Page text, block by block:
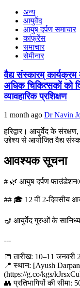
अन्य
आयुर्वेद
आयुष दर्पण समाचार
कांफ्रेंस
समाचार
सेमीनार
वैद्य संस्कारम्
अधिक चिकित्सकों को
व्यावहारिक प्रशिक्षण
1 month ago Dr Navin
हरिद्वार। आयुर्वेद के
उद्देश्य से आयोजित वैद्य
आवश्यक सूचना
# 🌿 आयुष दर्पण
## 🎓 12 वीं 2-दिवसीय
🪔 आयुर्वेद गुरुओं के
---
📅 तारीख: 10–11 जनवरी
📍 स्थान: [Ayush
(https://g.co/kgs/
👥 प्रतिभागियों की सीमा: